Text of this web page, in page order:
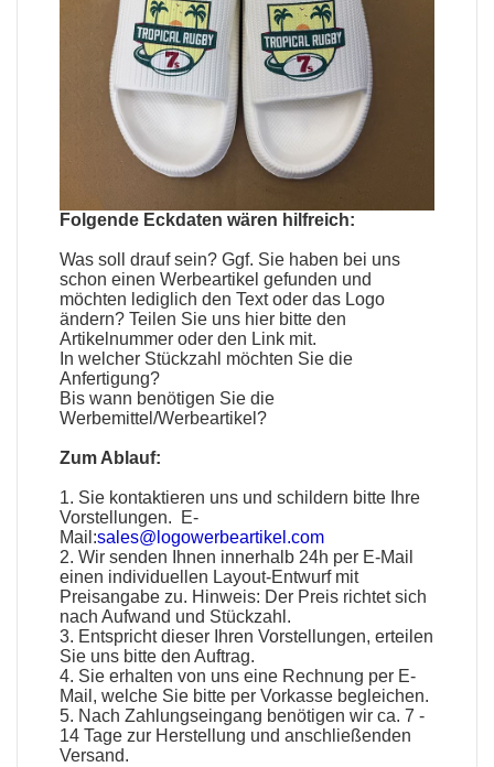
Folgende Eckdaten wären hilfreich:
Was soll drauf sein? Ggf. Sie haben bei uns
schon einenWerbeartikel gefunden und
möchten lediglich den Text oder das Logo
ändern? Teilen Sie uns hier bitte den
Artikelnummer oder den Link mit.
In welcher Stückzahl möchten Sie die
Anfertigung?
Bis wann benötigen Sie die
Werbemittel/Werbeartikel?
Zum Ablauf:
1. Sie kontaktieren uns und schildern bitte Ihre
Vorstellungen. E-
Mail:sales@logowerbeartikel.com
2. Wir senden Ihnen innerhalb 24h per E-Mail
einen individuellen Layout-Entwurf mit
Preisangabe zu. Hinweis: Der Preis richtet sich
nach Aufwand und Stückzahl.
3. Entspricht dieser Ihren Vorstellungen, erteilen
Sie uns bitte den Auftrag.
4. Sie erhalten von uns eine Rechnung per E-
Mail, welche Sie bitte per Vorkasse begleichen.
5. Nach Zahlungseingang benötigen wir ca. 7 -
14 Tage zur Herstellung und anschließenden
Versand.